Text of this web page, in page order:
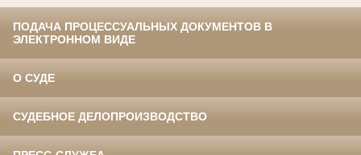
ПОДАЧА ПРОЦЕССУАЛЬНЫХ ДОКУМЕНТОВ В
ЭЛЕКТРОННОМ ВИДЕ
О СУДЕ
СУДЕБНОЕ ДЕЛОПРОИЗВОДСТВО